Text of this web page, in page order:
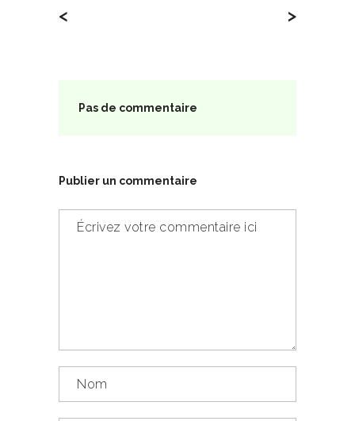
< >
Pas de commentaire
Publier un commentaire